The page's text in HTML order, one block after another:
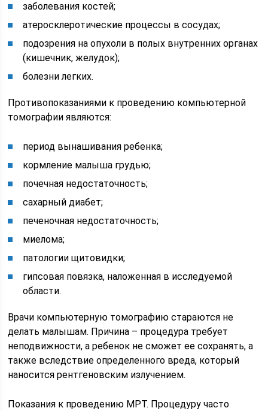
заболевания костей;
атеросклеротические процессы в сосудах;
подозрения на опухоли в полых внутренних органах
(кишечник, желудок);
болезни легких.
Противопоказаниями к проведению компьютерной
томографии являются:
период вынашивания ребенка;
кормление малыша грудью;
почечная недостаточность;
сахарный диабет;
печеночная недостаточность;
миелома;
патологии щитовидки;
гипсовая повязка, наложенная в исследуемой
области.
Врачи компьютерную томографию стараются не
делать малышам. Причина – процедура требует
неподвижности, а ребенок не сможет ее сохранять, а
также вследствие определенного вреда, который
наносится рентгеновским излучением.
Показания к проведению МРТ. Процедуру часто